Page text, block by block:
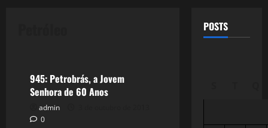
945: Petrobrás, a Jovem
Senhora de 60 Anos
admin
0
POSTS